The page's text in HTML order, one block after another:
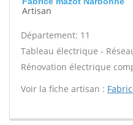
Artisan
Département: 11
Tableau électrique -
Rénovation électrique
Voir la fiche artisan :